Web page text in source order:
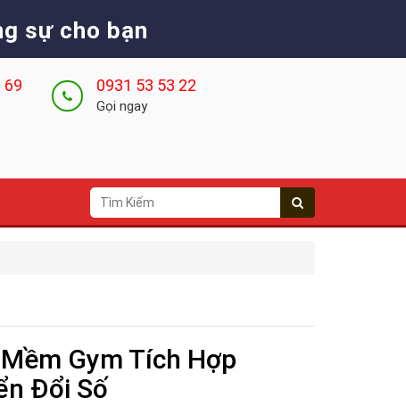
sự cho bạn
69 0931 53 53 22
Gọi ngay
Gym Tích Hợp
Đổi Số